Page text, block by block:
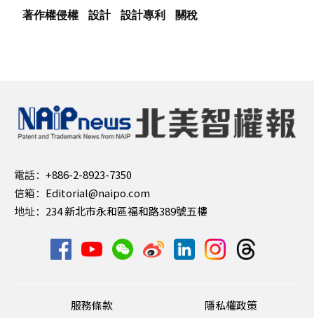
著作權侵權
設計 設計專利 關稅
電話： +886-2-8923-7350
信箱： Editorial@naipo.com
地址： 234 新北市永和區福和路389號五樓
服務條款 隱私權政策